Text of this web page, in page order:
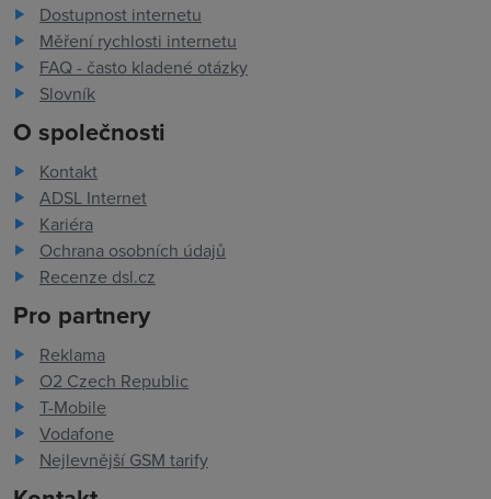
Dostupnost internetu
Měření rychlosti internetu
FAQ - často kladené otázky
Slovník
O společnosti
Kontakt
ADSL Internet
Kariéra
Ochrana osobních údajů
Recenze dsl.cz
Pro partnery
Reklama
O2 Czech Republic
T-Mobile
Vodafone
Nejlevnější GSM tarify